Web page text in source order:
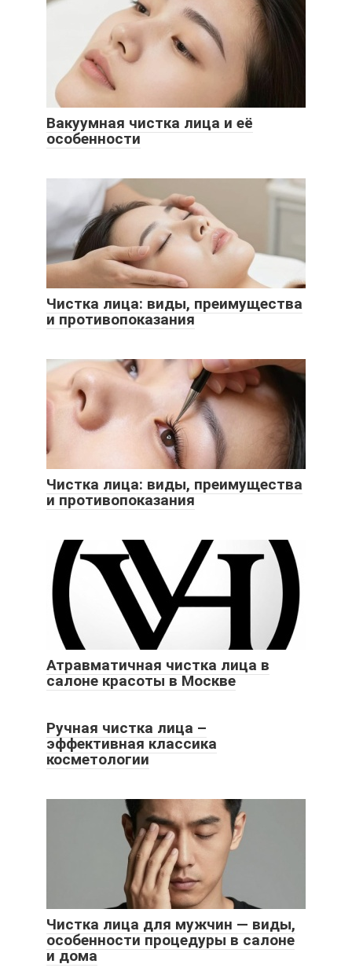
Вакуумная чистка лица и её
особенности
Чистка лица: виды, преимущества
и противопоказания
Чистка лица: виды, преимущества
и противопоказания
Атравматичная чистка лица в
салоне красоты в Москве
Ручная чистка лица –
эффективная классика
косметологии
Чистка лица для мужчин — виды,
особенности процедуры в салоне
и дома